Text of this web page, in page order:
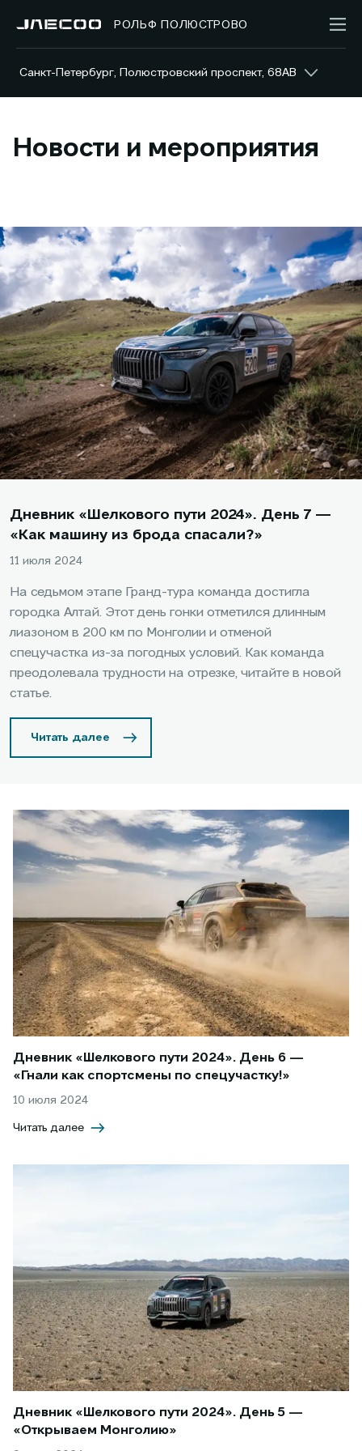
РОЛЬФ ПОЛЮСТРОВО
Санкт-Петербург, Полюстровский проспект, 68АВ
Новости и мероприятия
Дневник «Шелкового пути 2024». День 7 —
«Как машину из брода спасали?»
11 июля 2024
На седьмом этапе Гранд-тура команда достигла
городка Алтай. Этот день гонки отметился длинным
лиазоном в 200 км по Монголии и отменой
спецучастка из-за погодных условий. Как команда
преодолевала трудности на отрезке, читайте в новой
статье.
Читать далее
Дневник «Шелкового пути 2024». День 6 —
«Гнали как спортсмены по спецучастку!»
10 июля 2024
Читать далее
Дневник «Шелкового пути 2024». День 5 —
«Открываем Монголию»